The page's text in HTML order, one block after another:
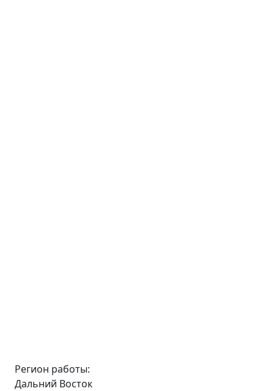
Регион работы:
Дальний Восток